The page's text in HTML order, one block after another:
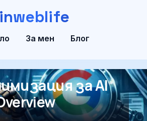
inweblife
За мен Блог
за AI